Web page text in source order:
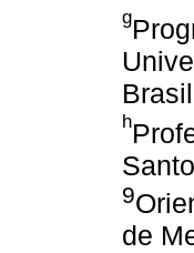
g
h
9
de